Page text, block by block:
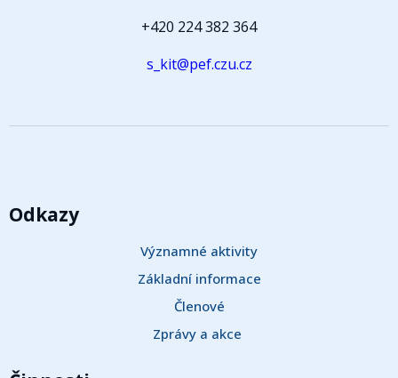
+420 224 382 364
s_kit@pef.czu.cz
Odkazy
Významné aktivity
Základní informace
Členové
Zprávy a akce